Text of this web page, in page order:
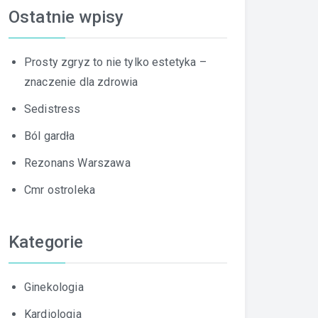
Ostatnie wpisy
Prosty zgryz to nie tylko estetyka –
znaczenie dla zdrowia
Sedistress
Ból gardła
Rezonans Warszawa
Cmr ostroleka
Kategorie
Ginekologia
Kardiologia